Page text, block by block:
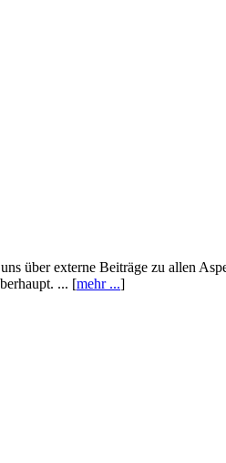
über externe Beiträge zu allen
... [mehr ...]